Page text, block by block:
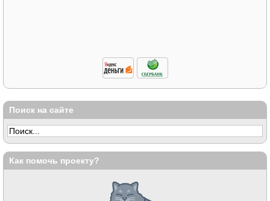
Поиск на сайте
Как помочь проекту?